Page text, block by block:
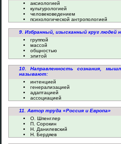
аксиологией
культурологией
человековедением
психологической антропологией
9. Избранный, изысканный круг людей
группой
массой
общностью
элитой
10. Направленность сознания,
называют:
интенцией
генерализацией
адаптацией
ассоциацией
11. Автор труда «Россия и Европа»
О. Шпенглер
П. Сорокин
Н. Данилевский
Н. Бердяев